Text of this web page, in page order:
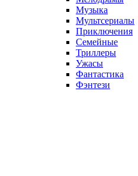
Музыка
Мультсериалы
Приключения
Семейные
Триллеры
Ужасы
Фантастика
Фэнтези